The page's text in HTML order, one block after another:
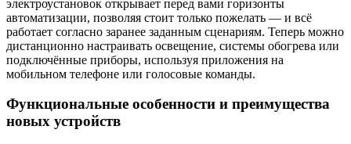
электроустановок открывает перед вами горизонты
автоматизации, позволяя стоит только пожелать — и всё
работает согласно заранее заданным сценариям. Теперь можно
дистанционно настраивать освещение, системы обогрева или
подключённые приборы, используя приложения на
мобильном телефоне или голосовые команды.
Функциональные особенности и преимущества
новых устройств